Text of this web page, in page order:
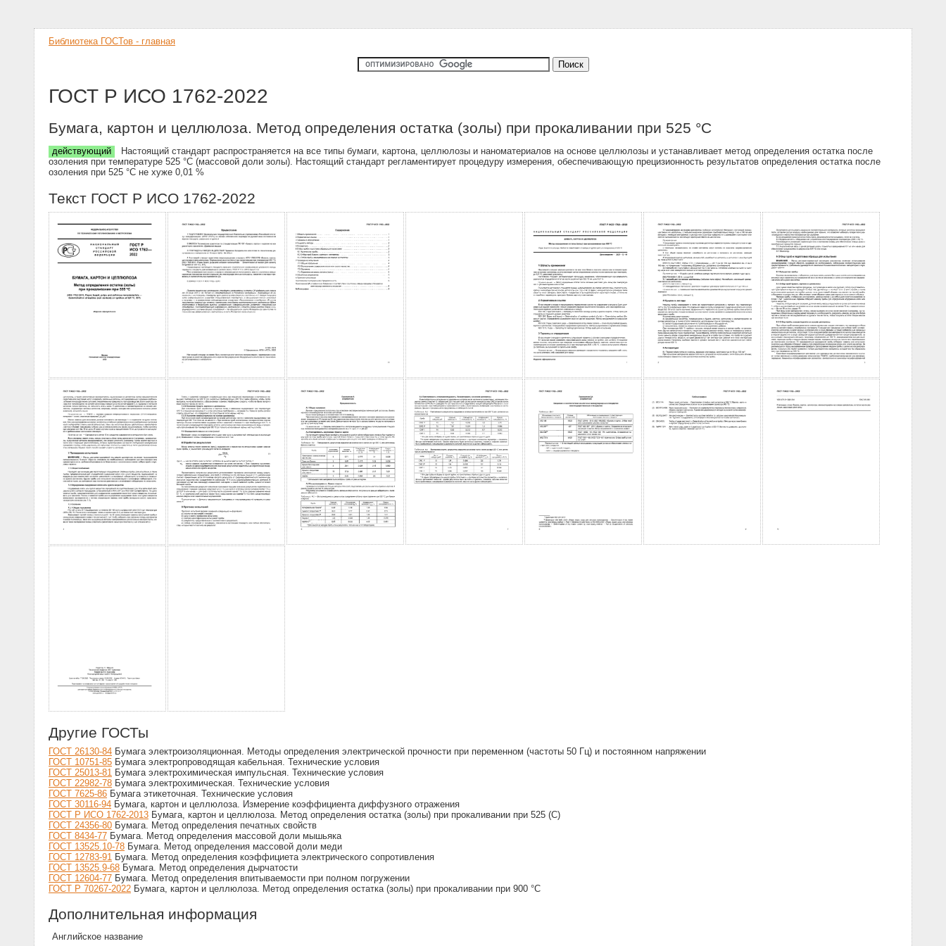
Библиотека ГОСТов - главная
ГОСТ Р ИСО 1762-2022
Бумага, картон и целлюлоза. Метод определения остатка (золы) при прокаливании при 525 °С
действующий
Настоящий стандарт распространяется на все типы бумаги, картона, целлюлозы и наноматериалов на основе целлюлозы и устанавливает метод определения остатка после
озоления при температуре 525 °С (массовой доли золы). Настоящий стандарт регламентирует процедуру измерения, обеспечивающую прецизионность результатов определения остатка после
озоления при 525 °С не хуже 0,01 %
Текст ГОСТ Р ИСО 1762-2022
Другие ГОСТы
ГОСТ 26130-84 Бумага электроизоляционная. Методы определения электрической прочности при переменном (частоты 50 Гц) и постоянном напряжении
ГОСТ 10751-85 Бумага электропроводящая кабельная. Технические условия
ГОСТ 25013-81 Бумага электрохимическая импульсная. Технические условия
ГОСТ 22982-78 Бумага электрохимическая. Технические условия
ГОСТ 7625-86 Бумага этикеточная. Технические условия
ГОСТ 30116-94 Бумага, картон и целлюлоза. Измерение коэффициента диффузного отражения
ГОСТ Р ИСО 1762-2013 Бумага, картон и целлюлоза. Метод определения остатка (золы) при прокаливании при 525 (С)
ГОСТ 24356-80 Бумага. Метод определения печатных свойств
ГОСТ 8434-77 Бумага. Метод определения массовой доли мышьяка
ГОСТ 13525.10-78 Бумага. Метод определения массовой доли меди
ГОСТ 12783-91 Бумага. Метод определения коэффициета электрического сопротивления
ГОСТ 13525.9-68 Бумага. Метод определения дырчатости
ГОСТ 12604-77 Бумага. Метод определения впитываемости при полном погружении
ГОСТ Р 70267-2022 Бумага, картон и целлюлоза. Метод определения остатка (золы) при прокаливании при 900 °С
Дополнительная информация
Английское название